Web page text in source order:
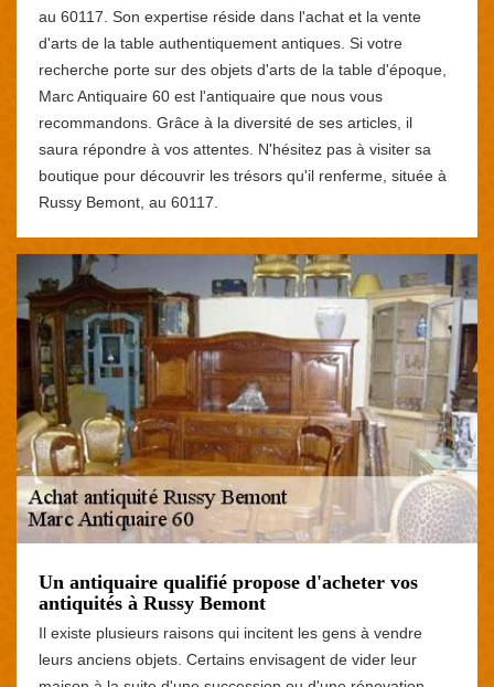
au 60117. Son expertise réside dans l'achat et la vente
d'arts de la table authentiquement antiques. Si votre
recherche porte sur des objets d'arts de la table d'époque,
Marc Antiquaire 60 est l'antiquaire que nous vous
recommandons. Grâce à la diversité de ses articles, il
saura répondre à vos attentes. N'hésitez pas à visiter sa
boutique pour découvrir les trésors qu'il renferme, située à
Russy Bemont, au 60117.
Un antiquaire qualifié propose d'acheter vos
antiquités à Russy Bemont
Il existe plusieurs raisons qui incitent les gens à vendre
leurs anciens objets. Certains envisagent de vider leur